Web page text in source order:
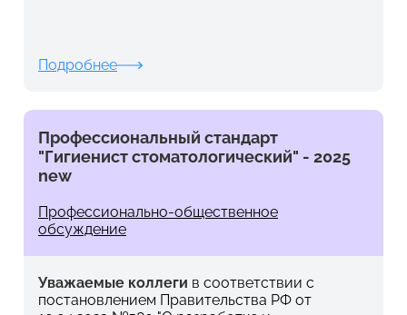
Подробнее
Профессиональный стандарт
"Гигиенист стоматологический" - 2025
new
Профессионально-общественное
обсуждение
Уважаемые коллеги в соответствии с
постановлением Правительства РФ от